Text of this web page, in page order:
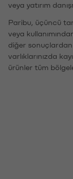
veya yatırım
Paribu, üçüncü
veya
diğer sonuçlardan
varlıklarınızda
ürünler tüm